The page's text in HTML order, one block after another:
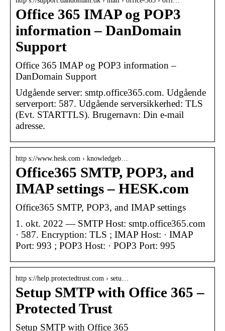
Office 365 IMAP og POP3
information – DanDomain
Support
Office 365 IMAP og POP3 information –
DanDomain Support
Udgående server: smtp.office365.com. Udgående
serverport: 587. Udgående serversikkerhed: TLS
(Evt. STARTTLS). Brugernavn: Din e-mail
adresse.
http s://www.hesk.com › knowledgeb…
Office365 SMTP, POP3, and
IMAP settings – HESK.com
Office365 SMTP, POP3, and IMAP settings
1. okt. 2022 — SMTP Host: smtp.office365.com
· 587. Encryption: TLS ; IMAP Host: · IMAP
Port: 993 ; POP3 Host: · POP3 Port: 995
http s://help.protectedtrust.com › setu…
Setup SMTP with Office 365 –
Protected Trust
Setup SMTP with Office 365